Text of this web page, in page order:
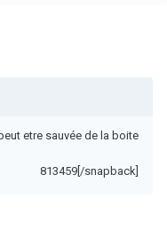
etre sauvée de la boite
813459[/snapback]